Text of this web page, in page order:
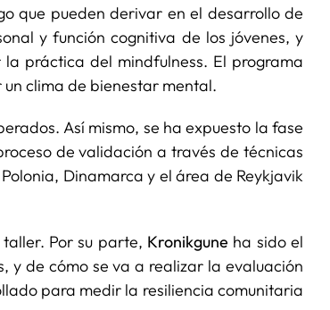
que pueden derivar en el desarrollo de
y función cognitiva de los jóvenes, y
práctica del mindfulness. El programa
clima de bienestar mental.
Así mismo, se ha expuesto la fase
de validación a través de técnicas
Dinamarca y el área de Reykjavik
Por su parte, Kronikgune ha sido el
y de cómo se va a realizar la evaluación
para medir la resiliencia comunitaria